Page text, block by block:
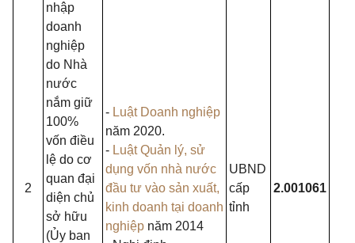
2
nhập
doanh
nghiệp
do Nhà
nước
nắm giữ
100%
vốn điều
lệ do cơ
quan đại
diện chủ
sở hữu
(Ủy ban
- Luật Doanh nghiệp
năm 2020.
- Luật Quản lý, sử
dụng vốn nhà nước
đầu tư vào sản xuất,
kinh doanh tại doanh
nghiệp năm 2014
UBND
cấp
tỉnh
2.001061